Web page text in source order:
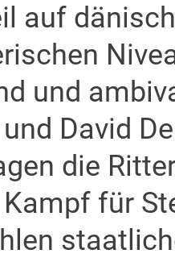
auf
und
David
die
für